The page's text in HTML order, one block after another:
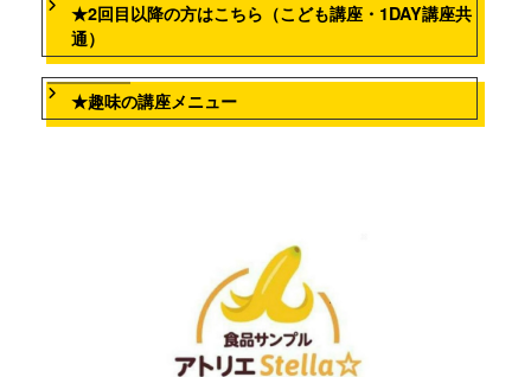
★2回目以降の方はこちら（こども講座・1DAY講座共
通）
★趣味の講座メニュー